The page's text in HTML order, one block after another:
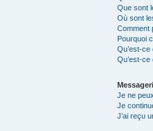
Que sont
Où sont
Comment
Pourquoi
Qu’est-ce
Qu’est-ce
Je ne
Je
J’ai reçu